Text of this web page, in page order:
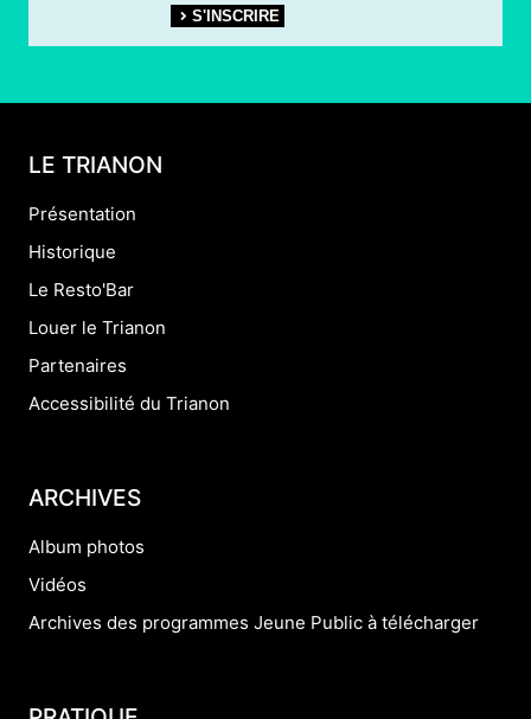
S'INSCRIRE
LE TRIANON
Présentation
Historique
Le Resto'Bar
Louer le Trianon
Partenaires
Accessibilité du Trianon
ARCHIVES
Album photos
Vidéos
Archives des programmes Jeune Public à télécharger